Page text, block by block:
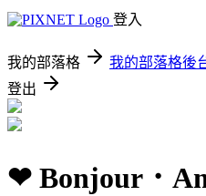
登入
我的部落格 我的部落格後
登出
❤ Bonjour．